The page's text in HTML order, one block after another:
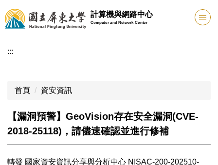
跳
到
主
內
計算機與網路中心
Computer and Network Center
:::
首頁 資安資訊
【漏洞預警】GeoVision存在安全漏洞(CVE-
2018-25118)，請儘速確認並進行修補
轉發 國家資安資訊分享與分析中心 NISAC-200-202510-